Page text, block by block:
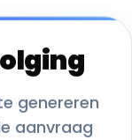
genereren
aanvraag